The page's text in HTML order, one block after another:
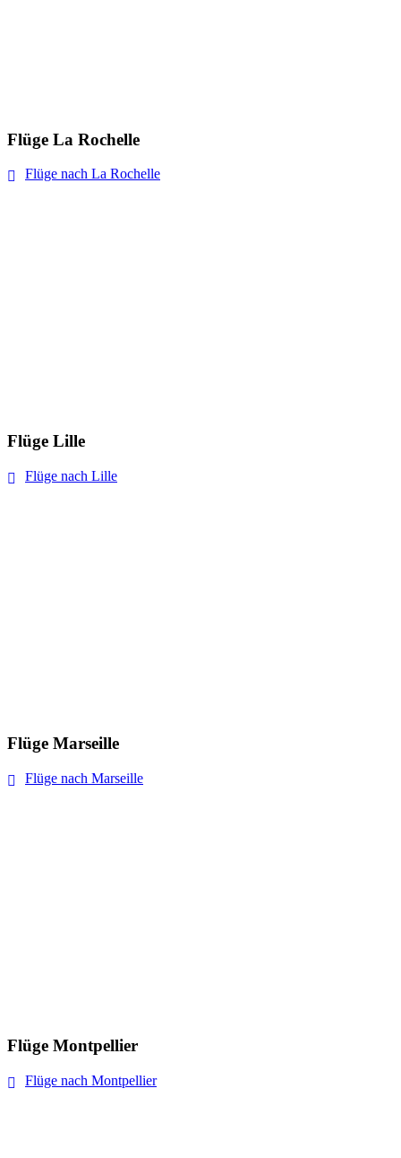
Flüge La Rochelle
Flüge nach La Rochelle
Flüge Lille
Flüge nach Lille
Flüge Marseille
Flüge nach Marseille
Flüge Montpellier
Flüge nach Montpellier